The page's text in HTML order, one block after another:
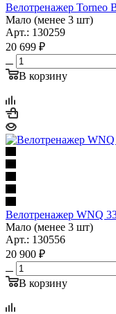
Велотренажер Torneo
Мало (менее 3 шт)
Арт.: 130259
20 699 ₽
В корзину
Велотренажер WNQ
Мало (менее 3 шт)
Арт.: 130556
20 900 ₽
В корзину